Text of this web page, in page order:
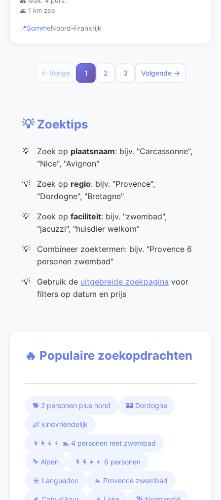
🌊 1 km zee
📍SommeNoord-Frankrijk
← Vorige 1 2 3 Volgende →
💡 Zoektips
Zoek op plaatsnaam: bijv. "Carcassonne",
"Nice", "Avignon"
Zoek op regio: bijv. "Provence",
"Dordogne", "Bretagne"
Zoek op faciliteit: bijv. "zwembad",
"jacuzzi", "huisdier welkom"
Combineer zoektermen: bijv. "Provence 6
personen zwembad"
Gebruik de uitgebreide zoekpagina voor
filters op datum en prijs
🔥 Populaire zoekopdrachten
🐕 2 personen plus hond 🏰 Dordogne
👶 kindvriendelijk
👨‍👩‍👧‍👦 🏊 4 personen met zwembad
⛷️ Alpen 👨‍👩‍👧‍👦 6 personen
☀️ Languedoc 🏊 Provence zwembad